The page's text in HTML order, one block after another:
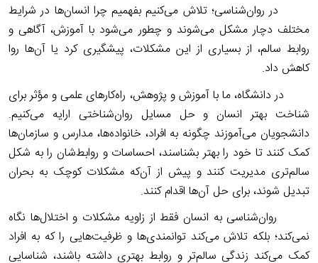
در روان‌شناسی؛ تلاش می‌کنیم بفهمیم چرا انسان‌ها در شرایط
مختلف دچار مشکل می‌شوند و چطور می‌شود با آموزش، آگاهی و
روابط سالم، از بسیاری از این مشکلات، پیشگیری کرد یا آن‌ها روا
کاهش داد.
‌ در دانشگاه، ما با آموزش و پژوهش، راه‌کارهای علمی و مؤثر برای
شناخت بهتر انسان و حل مسایل روان‌شناختی ارایه می‌کنیم.
دانشجویان می‌آموزند چگونه به افراد، خانواده‌ها، مدارس و سازمان‌ها
کمک کنند تا خود را بهتر بشناسند، احساسات و روابط‌شان را به شکل
سالم‌تری مدیریت کنند و پیش از آن‌که مشکلات کوچک به بحران
تبدیل شوند، برای حل آن‌ها اقدام کنند.
روان‌شناسی به انسان فقط از زاویه مشکلات و اختلال‌ها نگاه
نمی‌کند؛ بلکه تلاش می‌کند توانمندی‌ها و ظرفیت‌هایی را که به افراد
کمک می‌کند زندگی سالم‌تر و روابط بهتری داشته باشند، شناسایی